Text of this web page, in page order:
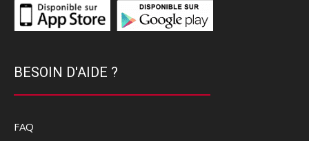
BESOIN D'AIDE ?
FAQ